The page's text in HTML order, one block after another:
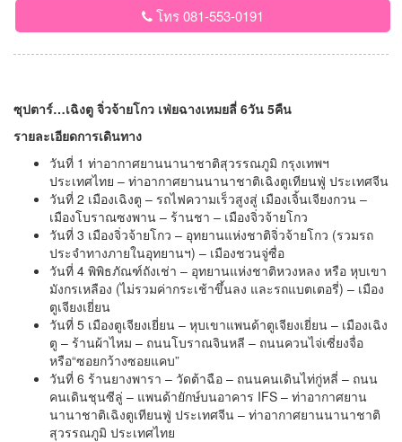
โทร 081-553-0191
ซุปตาร์…เฉิงตู จิ่วจ้ายโกว เฟ่ยฉางเหมยลี่ 6วัน 5คืน
รายละเอียดการเดินทาง
วันที่ 1 ท่าอากาศยานนานาชาติสุวรรณภูมิ กรุงเทพฯ
ประเทศไทย – ท่าอากาศยานนานาชาติเฉิงตูเทียนฟู่ ประเทศจีน
วันที่ 2 เมืองเฉิงตู – รถไฟความเร็วสูงสู่ เมืองเจิ้นเจียงกวน –
เมืองโบราณซงพาน – ร้านชา – เมืองจิ่วจ้ายโกว
วันที่ 3 เมืองจิ่วจ้ายโกว – อุทยานแห่งชาติจิ่วจ้ายโกว (รวมรถ
ประจำทางภายในอุทยานฯ) – เมืองชวนจู่ซื่อ
วันที่ 4 พิพิธภัณฑ์ถังเช่า – อุทยานแห่งชาติหวงหลง หรือ หุบเขา
มังกรเหลือง (ไม่รวมค่ากระเช้าขึ้นลง และรถแบตเตอรี่) – เมือง
ตูเจียงเยี่ยน
วันที่ 5 เมืองตูเจียงเยี่ยน – หุบเขาแพนด้าตูเจียงเยี่ยน – เมืองเฉิง
ตู – ร้านผ้าไหม – ถนนโบราณจินหลี – ถนนควนไจ่เซี่ยงจื่อ
หรือ“ซอยกว้างซอยแคบ”
วันที่ 6 ร้านยางพารา – วัดต้าฉือ – ถนนคนเดินไท่กู่หลี่ – ถนน
คนเดินชุนซีลู่ – แพนด้ายักษ์บนอาคาร IFS – ท่าอากาศยาน
นานาชาติเฉิงตูเทียนฟู่ ประเทศจีน – ท่าอากาศยานนานาชาติ
สุวรรณภูมิ ประเทศไทย